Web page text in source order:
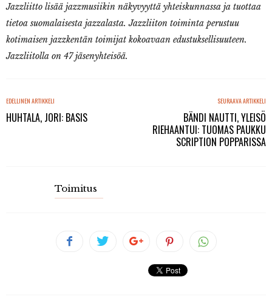
Jazzliitto lisää jazzmusiikin näkyvyyttä yhteiskunnassa ja tuottaa
tietoa suomalaisesta jazzalasta. Jazzliiton toiminta perustuu
kotimaisen jazzkentän toimijat kokoavaan edustuksellisuuteen.
Jazzliitolla on 47 jäsenyhteisöä.
EDELLINEN ARTIKKELI
HUHTALA, JORI: BASIS
SEURAAVA ARTIKKELI
BÄNDI NAUTTI, YLEISÖ
RIEHAANTUI: TUOMAS PAUKKU
SCRIPTION POPPARISSA
Toimitus